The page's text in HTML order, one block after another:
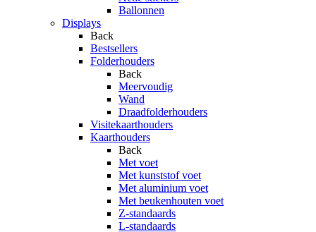
Ballonnen
Displays
Back
Bestsellers
Folderhouders
Back
Meervoudig
Wand
Draadfolderhouders
Visitekaarthouders
Kaarthouders
Back
Met voet
Met kunststof voet
Met aluminium voet
Met beukenhouten voet
Z-standaards
L-standaards